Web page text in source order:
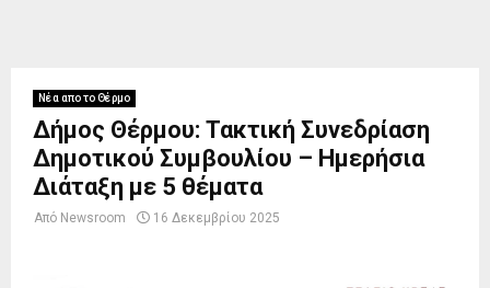
Νέα απο το Θέρμο
Δήμος Θέρμου: Τακτική Συνεδρίαση
Δημοτικού Συμβουλίου – Ημερήσια
Διάταξη με 5 θέματα
Από Newsroom 16 Δεκεμβρίου 2025